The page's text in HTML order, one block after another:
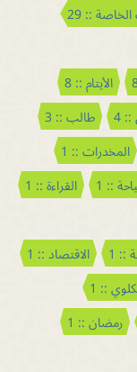
:: 29
الأيتام :: 8
4
طالب :: 3
المخدرات :: 1
:: 1
القراءة :: 1
1
الاقتصاد :: 1
:: 1
رمضان :: 1